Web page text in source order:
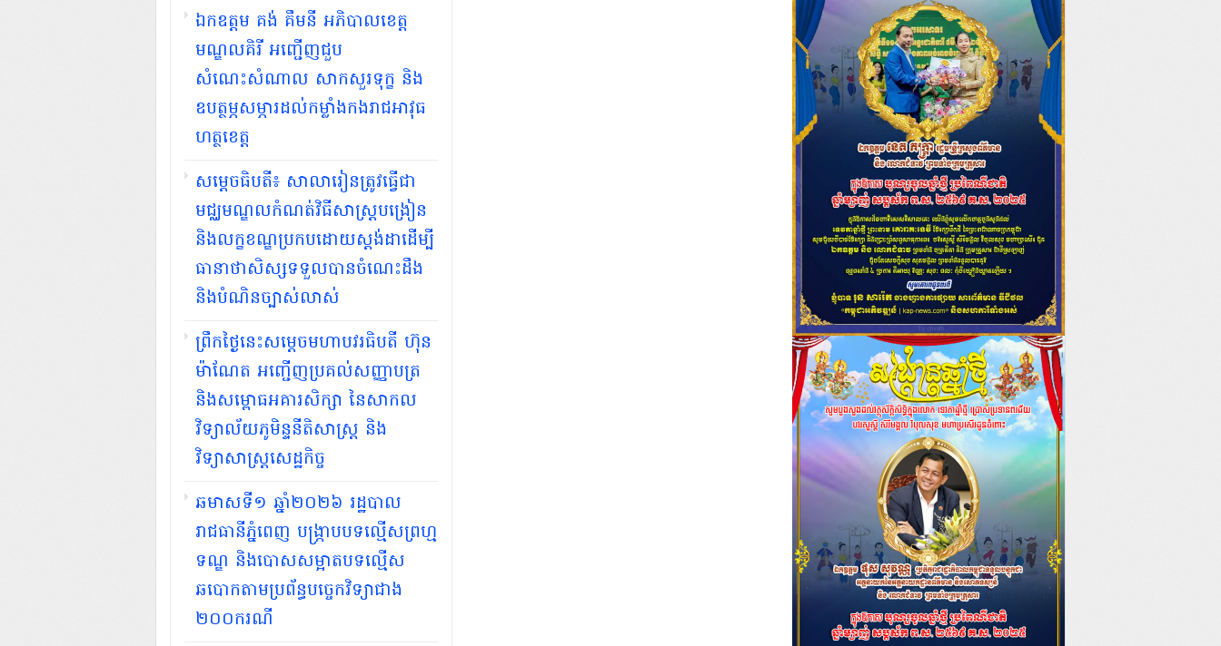
ឯកឧត្តម គង់ គឹមនី អភិបាលខេត្ត
មណ្ឌលគិរី អញ្ជើញជួប
សំណេះសំណាល សាកសួរទុក្ខ និង
ឧបត្ថម្ភសម្ភារដល់កម្លាំងកងរាជអាវុធ
ហត្ថខេត្ត
សម្ដេចធិបតី​៖ សាលារៀនត្រូវធ្វើជា
មជ្ឈមណ្ឌលកំណត់វិធីសាស្ត្របង្រៀន
និងលក្ខខណ្ឌប្រកបដោយស្តង់ដាដើម្បី
ធានាថាសិស្សទទួលបានចំណេះដឹង
និងបំណិនច្បាស់លាស់
ព្រឹកថ្ងៃនេះសម្តេចមហាបវរធិបតី ហ៊ុន
ម៉ាណែត អញ្ជើញប្រគល់សញ្ញាបត្រ
និងសម្ពោធអគារសិក្សា នៃសាកល
វិទ្យាល័យភូមិន្ទនីតិសាស្ត្រ និង
វិទ្យាសាស្ត្រសេដ្ឋកិច្ច
ឆមាសទី១ ឆ្នាំ២០២៦​ រដ្ឋបាល
រាជធានីភ្នំពេញ បង្ក្រាបបទល្មើសព្រហ្ម
ទណ្ឌ និងបោសសម្អាតបទល្មើស
ឆបោកតាមប្រព័ន្ធបច្ចេកវិទ្យាជាង
២០០ករណី